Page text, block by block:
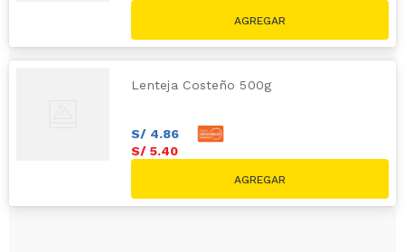
Lenteja Costeño 500g
S/ 4.86
S/ 5.40